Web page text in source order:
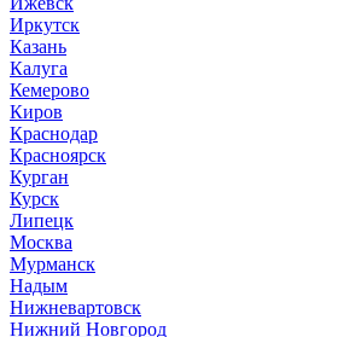
Иркутск
Казань
Калуга
Кемерово
Киров
Краснодар
Красноярск
Курган
Курск
Липецк
Москва
Мурманск
Надым
Нижневартовск
Нижний Новгород